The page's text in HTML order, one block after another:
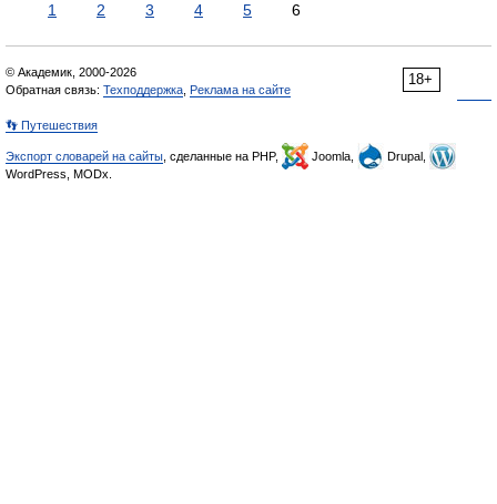
1 2 3 4 5 6
18+
© Академик, 2000-2026
Обратная связь: Техподдержка Реклама на сайте
👣 Путешествия
Экспорт словарей на сайты , сделанные на PHP, Joomla,
Drupal,
WordPress, MODx.